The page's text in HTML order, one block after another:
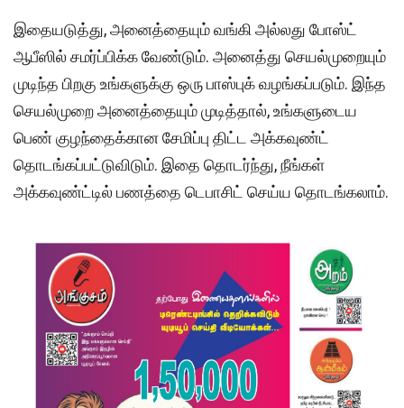
இதையடுத்து, அனைத்தையும் வங்கி அல்லது போஸ்ட்
ஆபீஸில் சமர்ப்பிக்க வேண்டும். அனைத்து செயல்முறையும்
முடிந்த பிறகு உங்களுக்கு ஒரு பாஸ்புக் வழங்கப்படும். இந்த
செயல்முறை அனைத்தையும் முடித்தால், உங்களுடைய
பெண் குழந்தைக்கான சேமிப்பு திட்ட அக்கவுண்ட்
தொடங்கப்பட்டுவிடும். இதை தொடர்ந்து, நீங்கள்
அக்கவுண்ட்டில் பணத்தை டெபாசிட் செய்ய தொடங்கலாம்.